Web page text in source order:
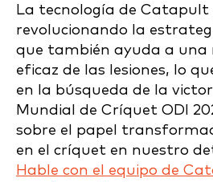
La tecnología de Catapult
revolucionando la
que también ayuda a una
eficaz de las lesiones, lo
en la búsqueda de la
Mundial de Críquet ODI
sobre el papel
en el críquet en nuestro
Hable con el equipo de